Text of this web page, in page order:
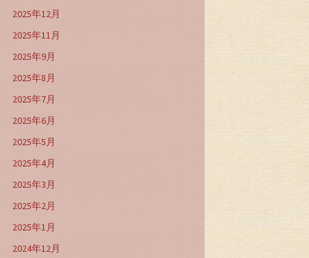
2025年12月
2025年11月
2025年9月
2025年8月
2025年7月
2025年6月
2025年5月
2025年4月
2025年3月
2025年2月
2025年1月
2024年12月